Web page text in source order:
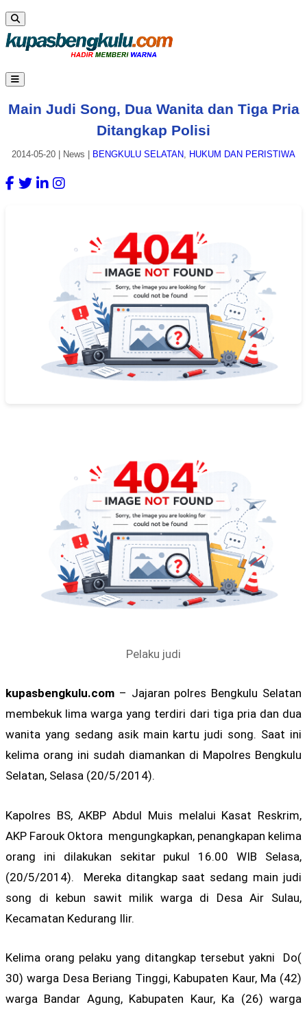
Main Judi Song, Dua Wanita dan Tiga Pria
Ditangkap Polisi
2014-05-20 News BENGKULU SELATAN, HUKUM DAN PERISTIWA
Pelaku judi
kupasbengkulu.com – Jajaran polres Bengkulu Selatan
membekuk lima warga yang terdiri dari tiga pria dan dua
wanita yang sedang asik main kartu judi song. Saat ini
kelima orang ini sudah diamankan di Mapolres Bengkulu
Selatan, Selasa (20/5/2014).
Kapolres BS, AKBP Abdul Muis melalui Kasat Reskrim,
AKP Farouk Oktora mengungkapkan, penangkapan kelima
orang ini dilakukan sekitar pukul 16.00 WIB Selasa,
(20/5/2014). Mereka ditangkap saat sedang main judi
song di kebun sawit milik warga di Desa Air Sulau,
Kecamatan Kedurang Ilir.
Kelima orang pelaku yang ditangkap tersebut yakni Do(
30) warga Desa Beriang Tinggi, Kabupaten Kaur, Ma (42)
warga Bandar Agung, Kabupaten Kaur, Ka (26) warga